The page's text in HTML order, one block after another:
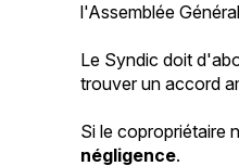
l'Assemblée
Le Syndic doit
trouver un accord
Si le copropriétaire
négligence.